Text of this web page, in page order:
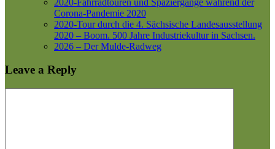
Corona-Pandemie 2020
2020-Tour durch die 4. Sächsische Landesausstellung
2020 – Boom. 500 Jahre Industriekultur in Sachsen.
2026 – Der Mulde-Radweg
Leave a Reply